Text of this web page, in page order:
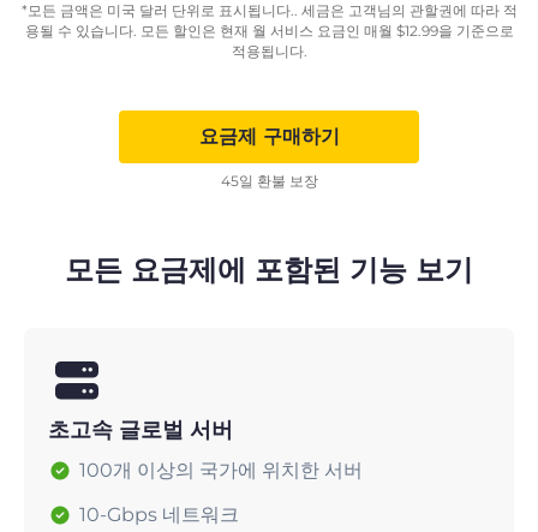
*모든 금액은 미국 달러 단위로 표시됩니다.. 세금은 고객님의 관할권에 따라 적
용될 수 있습니다. 모든 할인은 현재 월 서비스 요금인 매월 $12.99을 기준으로
적용됩니다.
요금제 구매하기
45일 환불 보장
모든 요금제에 포함된 기능 보기
초고속 글로벌 서버
100개 이상의 국가에 위치한 서버
10-Gbps 네트워크